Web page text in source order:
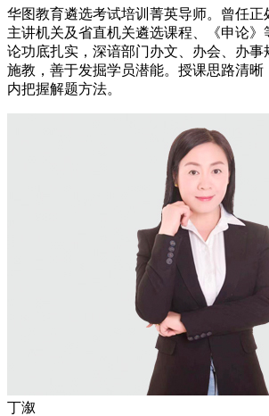
华图教育遴选考试培训菁英导师。曾任正
主讲机关及省直机关遴选课程、《申论》
论功底扎实，深谙部门办文、办会、办事
施教，善于发掘学员潜能。授课思路清晰
内把握解题方法。
丁溆